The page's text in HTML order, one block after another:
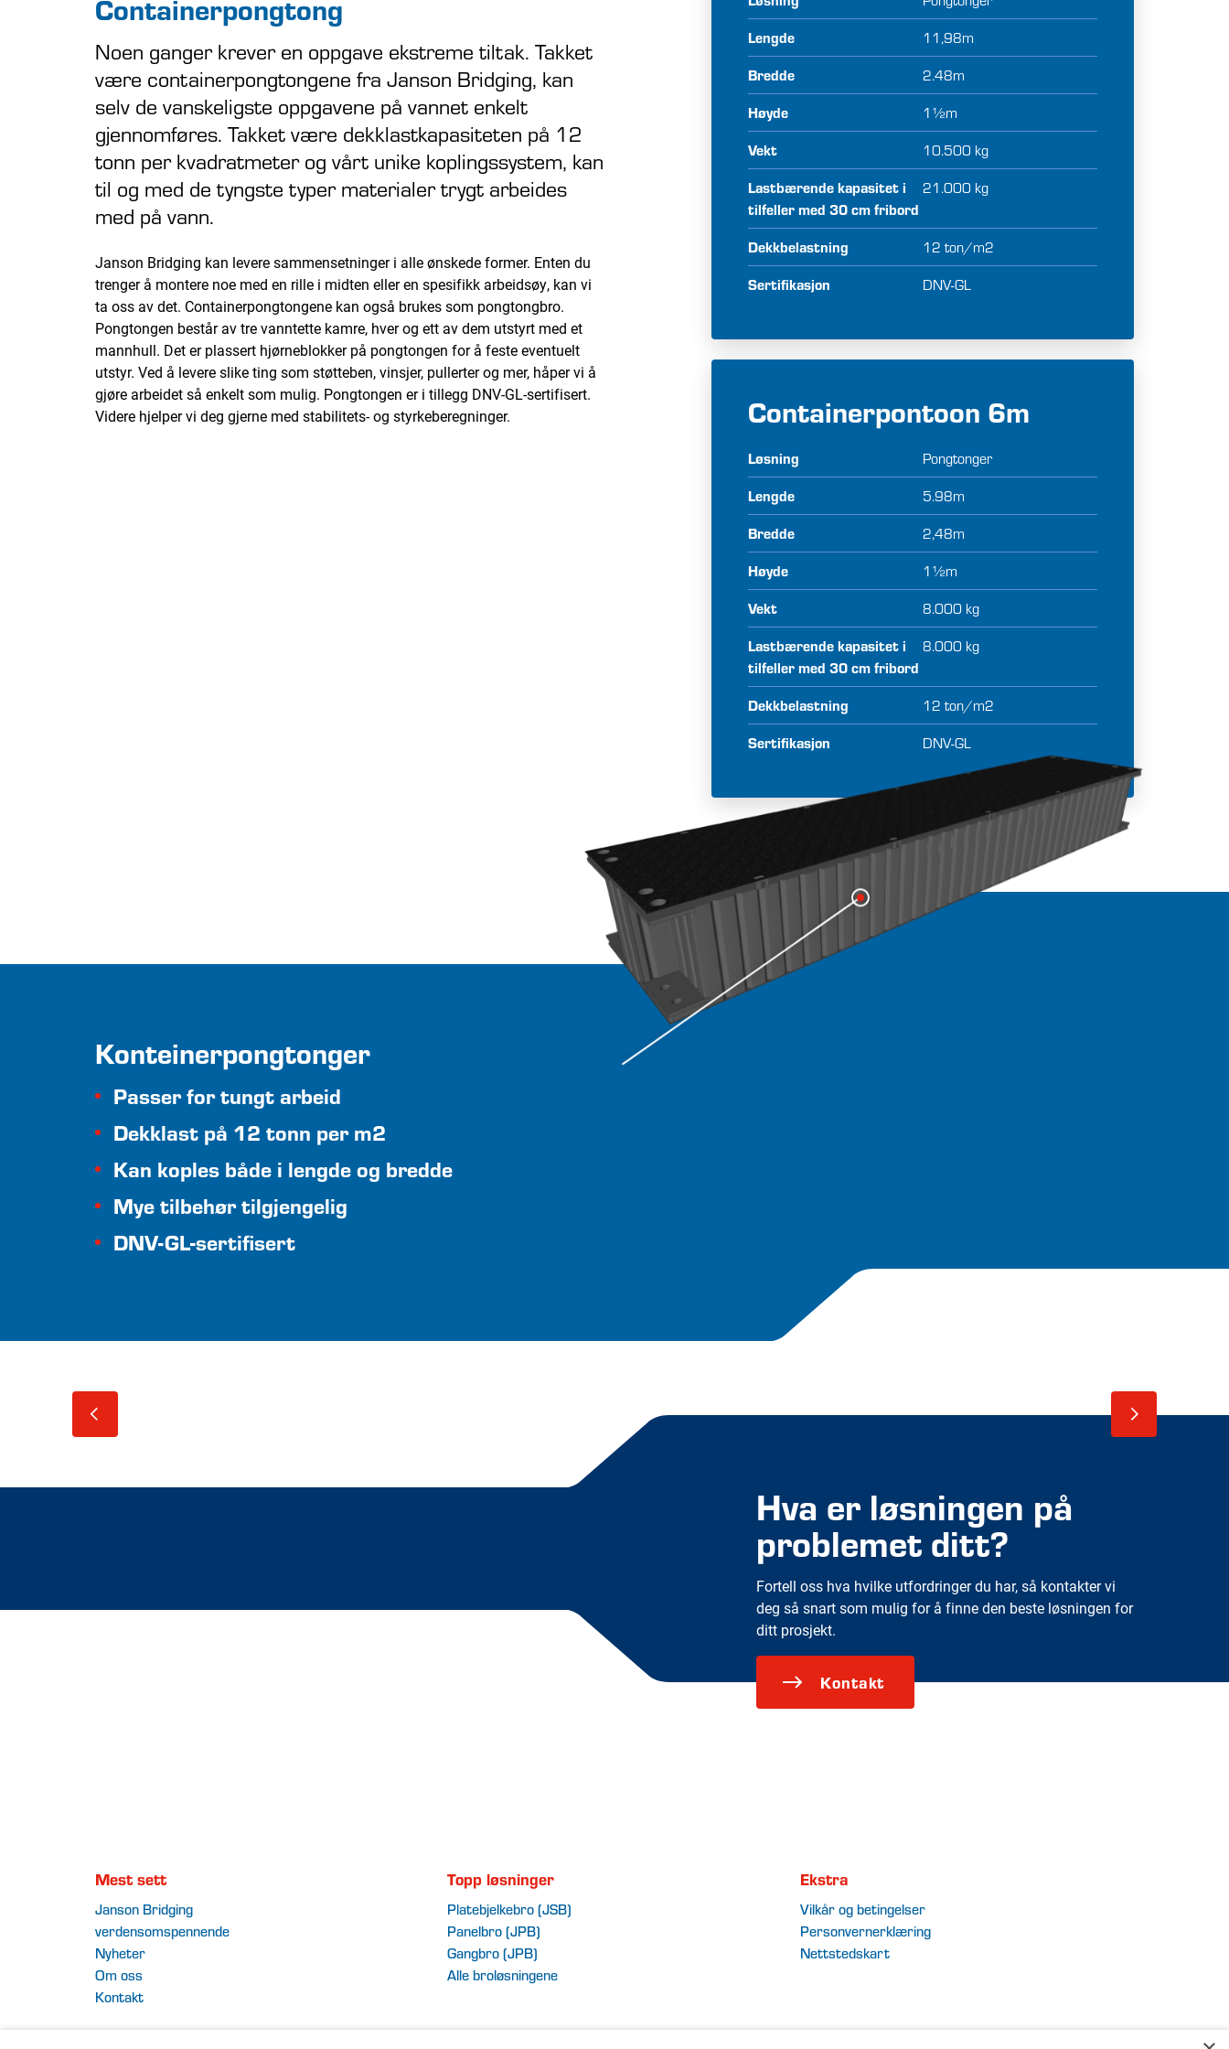
LEDIGE STILLINGER
SAMARBEIDSPARTNERE
Containerpongtong
Noen ganger krever en oppgave ekstreme tiltak. Takket
være containerpongtongene fra Janson Bridging, kan
selv de vanskeligste oppgavene på vannet enkelt
gjennomføres. Takket være dekklastkapasiteten på 12
tonn per kvadratmeter og vårt unike koplingssystem, kan
til og med de tyngste typer materialer trygt arbeides
med på vann.
Janson Bridging kan levere sammensetninger i alle ønskede former. Enten du
trenger å montere noe med en rille i midten eller en spesifikk arbeidsøy, kan vi
ta oss av det. Containerpongtongene kan også brukes som pongtongbro.
Pongtongen består av tre vanntette kamre, hver og ett av dem utstyrt med et
mannhull. Det er plassert hjørneblokker på pongtongen for å feste eventuelt
utstyr. Ved å levere slike ting som støtteben, vinsjer, pullerter og mer, håper vi å
gjøre arbeidet så enkelt som mulig. Pongtongen er i tillegg DNV-GL-sertifisert.
Videre hjelper vi deg gjerne med stabilitets- og styrkeberegninger.
Lengde
11,98m
Bredde
2.48m
Høyde
1½m
Vekt
10.500 kg
Lastbærende kapasitet i
tilfeller med 30 cm fribord
21.000 kg
Dekkbelastning
12 ton/m2
Sertifikasjon
DNV-GL
Containerpontoon 6m
Løsning
Pongtonger
Lengde
5.98m
Bredde
2,48m
Høyde
1½m
Vekt
8.000 kg
Lastbærende kapasitet i
tilfeller med 30 cm fribord
8.000 kg
Dekkbelastning
12 ton/m2
Sertifikasjon
DNV-GL
Konteinerpongtonger
Passer for tungt arbeid
Dekklast på 12 tonn per m2
Kan koples både i lengde og bredde
Mye tilbehør tilgjengelig
DNV-GL-sertifisert
Hva er løsningen på
problemet ditt?
Fortell oss hva hvilke utfordringer du har, så kontakter vi
deg så snart som mulig for å finne den beste løsningen for
ditt prosjekt.
Kontakt
Mest sett
Janson Bridging
verdensomspennende
Nyheter
Om oss
Kontakt
Topp løsninger
Platebjelkebro (JSB)
Panelbro (JPB)
Gangbro (JPB)
Alle broløsningene
Ekstra
Vilkår og betingelser
Personvernerklæring
Nettstedskart